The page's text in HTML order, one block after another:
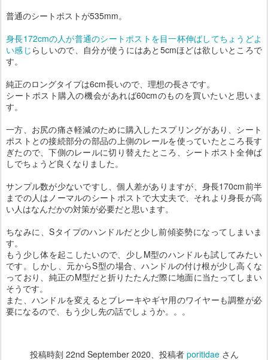
普通のシートポストが535mm。
身長172cmの人が普通のシートポストを目一杯伸ばしてちょうどよ
い感じ らしいので、自分が使うにはあと5cmほどは欲しいところで
す。
純正のロングタイプは6cm長いので、理想の長さです。
シートポスト購入の機会があれば60cmのものを買いたいと思いま
す。
一方、お尻の痛さ軽減のために購入したスプリングがあり、シート
ポストとの接続部分の部品の上側のレールを使っていたところ長す
ぎたので、下側のレールに切り替えたところ、シートポスト全伸ば
しでちょうど良くなりました。
サンプル数が少ないですし、個人差がありますが、身長170cm前半
までの人はノーマルのシートポストで大丈夫で、それより身長が高
い人はなんだかの対策が必要だと思います。
ちなみに、Sタイプのハンドルだと少し前傾姿勢になってしまいま
す。
もう少し体を起こしたいので、少しM型のハンドルも試してみたい
です。しかし、元からS型の場合、ハンドルの付け根が少し高くな
っており、純正のM型だと折りたたんだ際に地面に当たってしまい
そうです。
また、ハンドルを変えるとブレーキやギヤ用のワイヤーも調整が必
要になるので、もう少し先の話でしょうか。。。
投稿時刻 22nd September 2020、投稿者 poritidaeさん